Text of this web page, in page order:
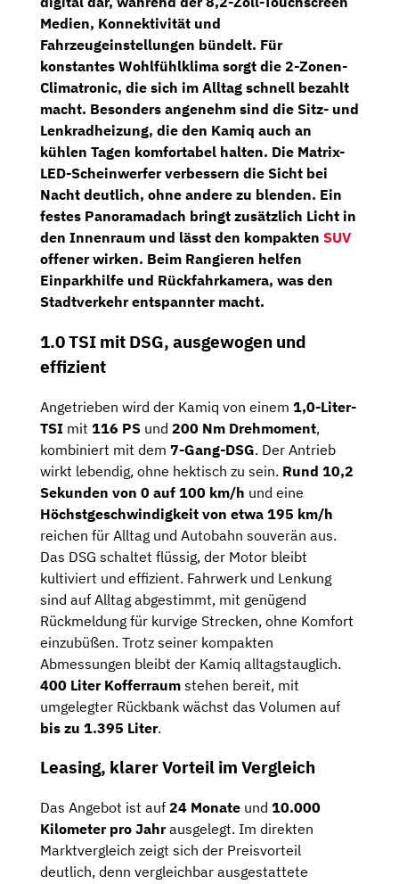
Medien, Konnektivität und
Fahrzeugeinstellungen bündelt. Für
konstantes Wohlfühlklima sorgt die 2-Zonen-
Climatronic, die sich im Alltag schnell bezahlt
macht. Besonders angenehm sind die Sitz- und
Lenkradheizung, die den Kamiq auch an
kühlen Tagen komfortabel halten. Die Matrix-
LED-Scheinwerferverbessern die Sicht bei
Nacht deutlich, ohne andere zu blenden. Ein
festes Panoramadach bringt zusätzlich Licht in
den Innenraum und lässt den kompakten SUV
offener wirken. Beim Rangieren helfen
Einparkhilfe und Rückfahrkamera, was den
Stadtverkehr entspannter macht.
1.0 TSI mit DSG, ausgewogen und
effizient
Angetrieben wird der Kamiq von einem 1,0-Liter-
TSI mit 116 PS und 200 Nm Drehmoment,
kombiniert mit dem 7-Gang-DSG. Der Antrieb
wirkt lebendig, ohne hektisch zu sein. Rund 10,2
Sekunden von 0 auf 100 km/h und eine
Höchstgeschwindigkeit von etwa 195 km/h
reichen für Alltag und Autobahn souverän aus.
Das DSG schaltet flüssig, der Motor bleibt
kultiviert und effizient. Fahrwerk und Lenkung
sind auf Alltag abgestimmt, mit genügend
Rückmeldung für kurvige Strecken, ohne Komfort
einzubüßen. Trotz seiner kompakten
Abmessungen bleibt der Kamiq alltagstauglich.
400 Liter Kofferraum stehen bereit, mit
umgelegter Rückbank wächst das Volumen auf
bis zu 1.395 Liter.
Leasing, klarer Vorteil im Vergleich
Das Angebot ist auf 24 Monate und 10.000
Kilometer pro Jahrausgelegt. Im direkten
Marktvergleich zeigt sich der Preisvorteil
deutlich, denn vergleichbar ausgestattete